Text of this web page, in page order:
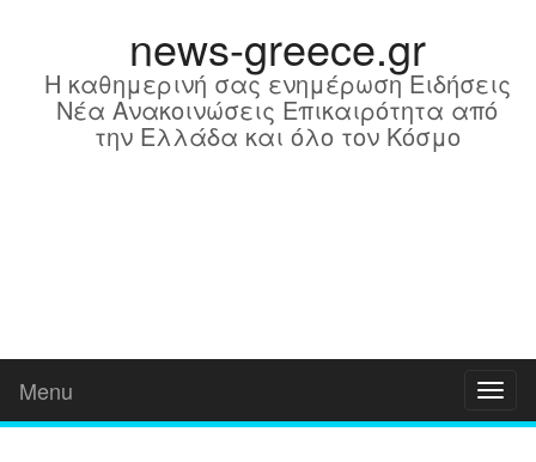
news-greece.gr
Η καθημερινή σας ενημέρωση Ειδήσεις
Νέα Ανακοινώσεις Επικαιρότητα από
την Ελλάδα και όλο τον Κόσμο
Menu